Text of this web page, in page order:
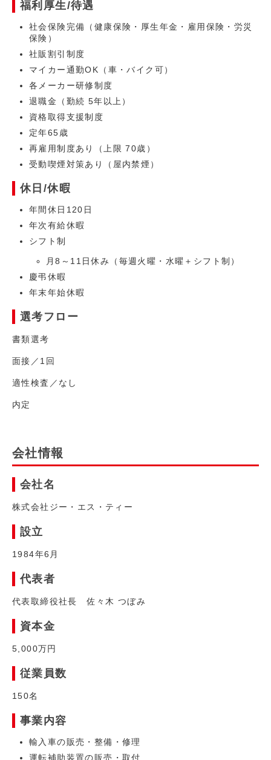
福利厚生/待遇
社会保険完備（健康保険・厚生年金・雇用保険・労災
保険）
社販割引制度
マイカー通勤OK（車・バイク可）
各メーカー研修制度
退職金（勤続 5年以上）
資格取得支援制度
定年65歳
再雇用制度あり（上限 70歳）
受動喫煙対策あり（屋内禁煙）
休日/休暇
年間休日120日
年次有給休暇
シフト制
月8～11日休み（毎週火曜・水曜＋シフト制）
慶弔休暇
年末年始休暇
選考フロー
書類選考
面接／1回
適性検査／なし
内定
会社情報
会社名
株式会社ジー・エス・ティー
設立
1984年6月
代表者
代表取締役社長 佐々木 つぼみ
資本金
5,000万円
従業員数
150名
事業内容
輸入車の販売・整備・修理
運転補助装置の販売・取付